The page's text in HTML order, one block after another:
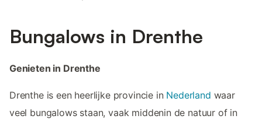
Bungalows in Drenthe
Genieten in Drenthe
Drenthe is een heerlijke provincie in Nederland waar
veel bungalows staan, vaak middenin de natuur of in